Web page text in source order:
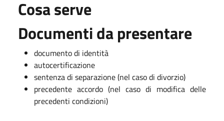
Cosa serve
Documenti da presentare
documento di identità
autocertificazione
sentenza di separazione (nel caso di divorzio)
precedente accordo (nel caso di modifica delle
precedenti condizioni)